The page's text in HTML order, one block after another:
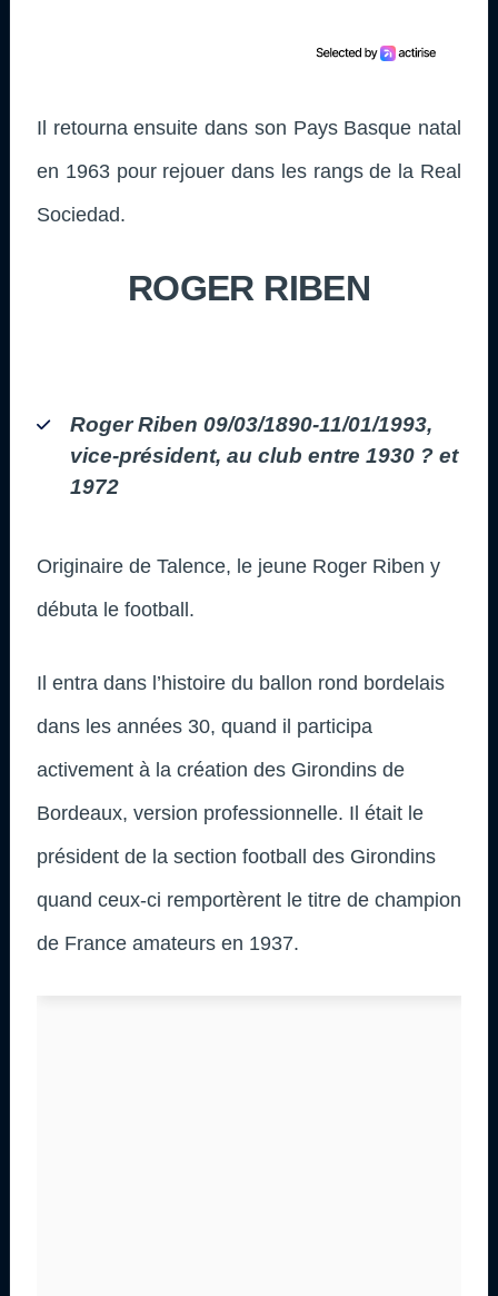
Il retourna ensuite dans son Pays Basque natal
en 1963 pour rejouer dans les rangs de la Real
Sociedad.
ROGER RIBEN
Roger Riben 09/03/1890-11/01/1993,
vice-président, au club entre 1930 ? et
1972
Originaire de Talence, le jeune Roger Riben y
débuta le football.
Il entra dans l’histoire du ballon rond bordelais
dans les années 30, quand il participa
activement à la création des Girondins de
Bordeaux, version professionnelle. Il était le
président de la section football des Girondins
quand ceux-ci remportèrent le titre de champion
de France amateurs en 1937.